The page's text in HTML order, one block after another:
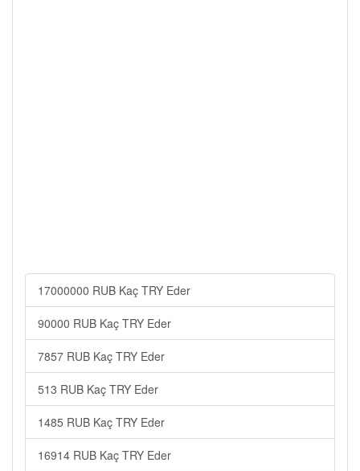
17000000 RUB Kaç TRY Eder
90000 RUB Kaç TRY Eder
7857 RUB Kaç TRY Eder
513 RUB Kaç TRY Eder
1485 RUB Kaç TRY Eder
16914 RUB Kaç TRY Eder